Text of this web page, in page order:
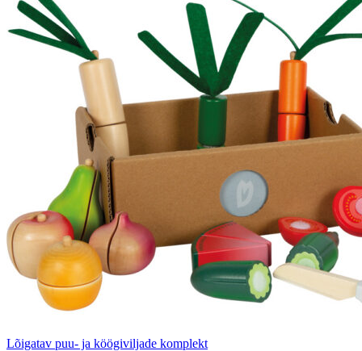
Lõigatav puu- ja köögiviljade komplekt